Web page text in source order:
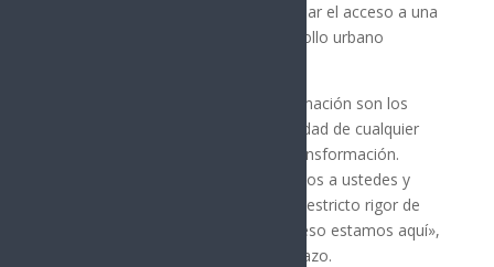
primeras 814, lo que permitirá ampliar el acceso a una
vivienda digna y fortalecer el desarrollo urbano
«La vertiente de la Cuarta Transformación son los
programas sociales, esa es la prioridad de cualquier
gobierno emanado de la Cuarta Transformación.
Somos un gobierno que nos debemos a ustedes y
nuestras decisiones deben estar en estricto rigor de
sus prioridades y necesidades, por eso estamos aquí»,
subrayó el gobernador Alfonso Durazo.